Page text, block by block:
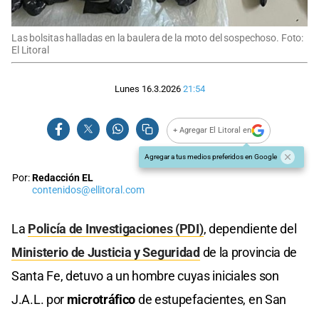
Las bolsitas halladas en la baulera de la moto del sospechoso. Foto:
El Litoral
Lunes 16.3.2026 21:54
+ Agregar El Litoral en
Agregar a tus medios preferidos en Google
Por:Redacción EL
contenidos@ellitoral.com
La Policía de Investigaciones (PDI), dependiente del
Ministerio de Justicia y Seguridadde la provincia de
Santa Fe, detuvo a un hombre cuyas iniciales son
J.A.L. por microtráficode estupefacientes, en San